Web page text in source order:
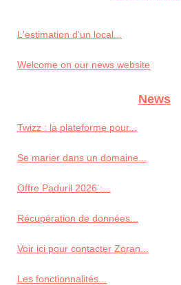
L'estimation d'un local...
Welcome on our news website
News
Twizz : la plateforme pour...
Se marier dans un domaine...
Offre Paduril 2026 :...
Récupération de données...
Voir ici pour contacter Zoran...
Les fonctionnalités...